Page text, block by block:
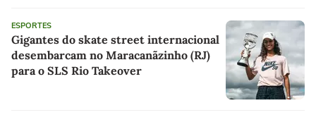
ESPORTES
Gigantes do skate street internacional
desembarcam no Maracanãzinho (RJ)
para o SLS Rio Takeover